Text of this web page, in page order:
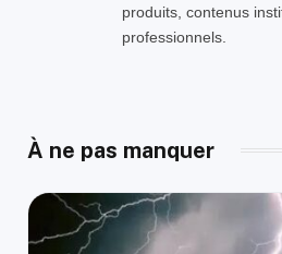
produits, contenus
professionnels.
À ne pas manquer